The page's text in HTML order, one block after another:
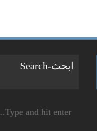
ابحث-Search
for: